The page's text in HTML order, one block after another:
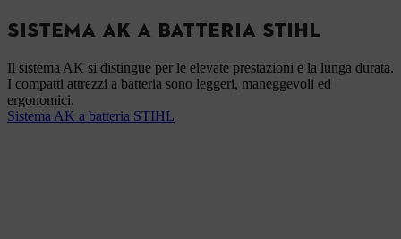
SISTEMA AK A BATTERIA STIHL
Il sistema AK si distingue per le elevate prestazioni e la lunga durata.
I compatti attrezzi a batteria sono leggeri, maneggevoli ed
ergonomici.
Sistema AK a batteria STIHL